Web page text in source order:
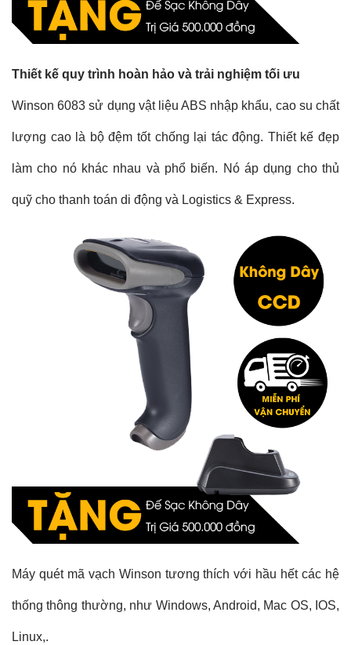
Thiết kế quy trình hoàn hảo và trải nghiệm tối ưu
Winson 6083 sử dụng vật liệu ABS nhập khẩu, cao su chất
lượng cao là bộ đệm tốt chống lại tác động. Thiết kế đẹp
làm cho nó khác nhau và phổ biến. Nó áp dụng cho thủ
quỹ cho thanh toán di động và Logistics & Express.
Máy quét mã vạch Winson tương thích với hầu hết các hệ
thống thông thường, như Windows, Android, Mac OS, IOS,
Linux,.